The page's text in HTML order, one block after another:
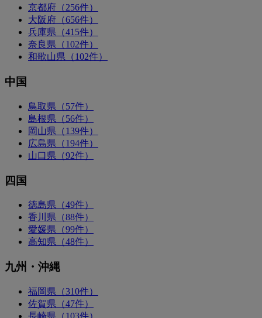
京都府（256件）
大阪府（656件）
兵庫県（415件）
奈良県（102件）
和歌山県（102件）
中国
鳥取県（57件）
島根県（56件）
岡山県（139件）
広島県（194件）
山口県（92件）
四国
徳島県（49件）
香川県（88件）
愛媛県（99件）
高知県（48件）
九州・沖縄
福岡県（310件）
佐賀県（47件）
長崎県（103件）